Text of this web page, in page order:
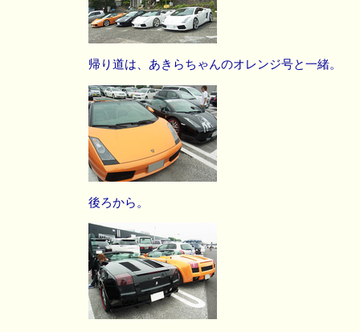
帰り道は、あきらちゃんのオレンジ号と一緒。
後ろから。